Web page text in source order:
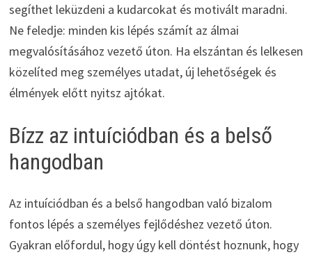
segíthet leküzdeni a kudarcokat és motivált maradni.
Ne feledje: minden kis lépés számít az álmai
megvalósításához vezető úton. Ha elszántan és lelkesen
közelíted meg személyes utadat, új lehetőségek és
élmények előtt nyitsz ajtókat.
Bízz az intuíciódban és a belső
hangodban
Az intuíciódban és a belső hangodban való bizalom
fontos lépés a személyes fejlődéshez vezető úton.
Gyakran előfordul, hogy úgy kell döntést hoznunk, hogy